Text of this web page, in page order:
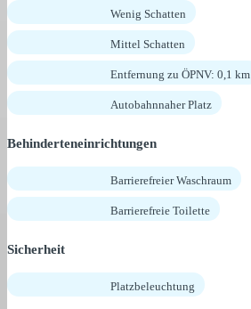
Wenig Schatten
Mittel Schatten
Entfernung zu ÖPNV: 0,1 km
Autobahnnaher Platz
Behinderteneinrichtungen
Barrierefreier Waschraum
Barrierefreie Toilette
Sicherheit
Platzbeleuchtung